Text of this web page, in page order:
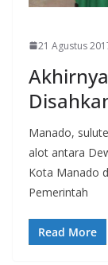
21 Agustus
Manado,
alot antara
Kota Manado
Pemerintah
Read More